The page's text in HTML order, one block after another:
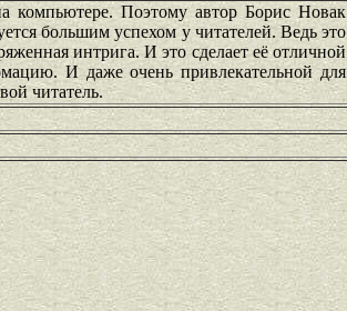
компьютере. Поэтому автор Борис Новак
большим успехом у читателей. Ведь это
интрига. И это сделает её отличной
И даже очень привлекательной для
читатель.